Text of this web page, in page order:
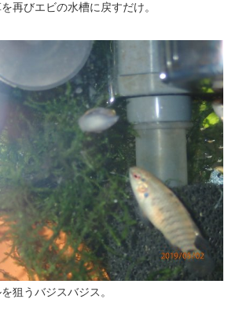
再びエビの水槽に戻すだけ。
狙うバジスバジス。